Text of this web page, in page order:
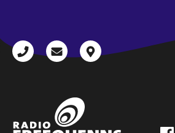
+43
radio@freequenns.at
Kulturhausstraße